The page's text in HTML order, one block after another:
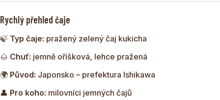
Kukicha je speciální větvičkový čaj. Na rozdíl od většiny
větviček čajovníku. Již při sklizni prochází procesem
selekce, kdy jsou stonky a větvičky odděleny od listů.
Rychlý přehled čaje
🍃 Typ čaje: pražený zelený čaj kukicha
🌰 Chuť: jemně oříšková, lehce pražená
🌍 Původ: Japonsko – prefektura Ishikawa
👤 Pro koho: milovníci jemných čajů